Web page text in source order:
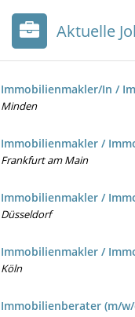
Aktuelle
Immobilienmakler/In /
Minden
Immobilienmakler /
Frankfurt am Main
Immobilienmakler /
Düsseldorf
Immobilienmakler /
Köln
Immobilienberater (m/